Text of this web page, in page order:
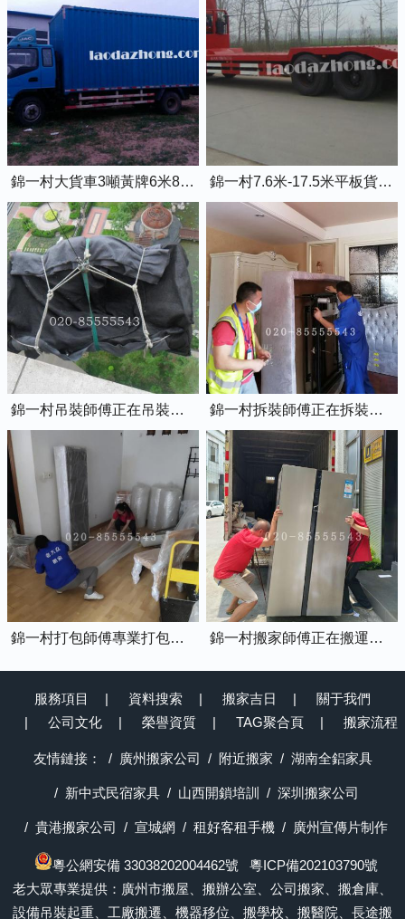
錦一村大貨車3噸黃牌6米8的廂式貨車 錦一村7.6米-17.5米平板貨車出租
錦一村吊裝師傅正在吊裝物品上樓 錦一村拆裝師傅正在拆裝家具
錦一村打包師傅專業打包家具中 錦一村搬家師傅正在搬運冰箱上樓
服務項目 資料搜索 搬家吉日
關于我們
公司文化
榮譽資質 TAG聚合頁 搬家流程
友情鏈接： 廣州搬家公司 附近搬家 湖南全鋁家具
新中式民宿家具 山西開鎖培訓 深圳搬家公司
貴港搬家公司 宣城網 租好客租手機 廣州宣傳片制作
粵公網安備 33038202004462號
粵ICP備202103790號
老大眾專業提供：廣州市搬屋、搬辦公室、公司搬家、搬倉庫、
設備吊裝起重、工廠搬遷、機器移位、搬學校、搬醫院、長途搬